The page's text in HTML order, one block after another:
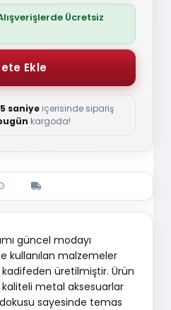
Ücretsiz
saniye içerisinde sipariş
kargoda!
güncel modayı
kullanılan malzemeler
kadifeden üretilmiştir. Ürün
metal aksesuarlar
dokusu sayesinde temas